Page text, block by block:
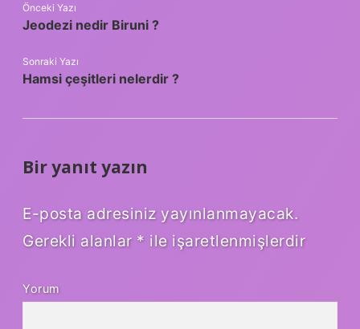
Önceki Yazı
Jeodezi nedir Biruni ?
Sonraki Yazı
Hamsi çeşitleri nelerdir ?
Bir yanıt yazın
E-posta adresiniz yayınlanmayacak.
Gerekli alanlar * ile işaretlenmişlerdir
Yorum